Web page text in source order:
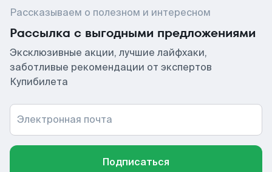
Рассказываем о полезном и интересном
Рассылка с выгодными предложениями
Эксклюзивные акции, лучшие лайфхаки,
заботливые рекомендации от экспертов
Купибилета
Электронная почта
Подписаться